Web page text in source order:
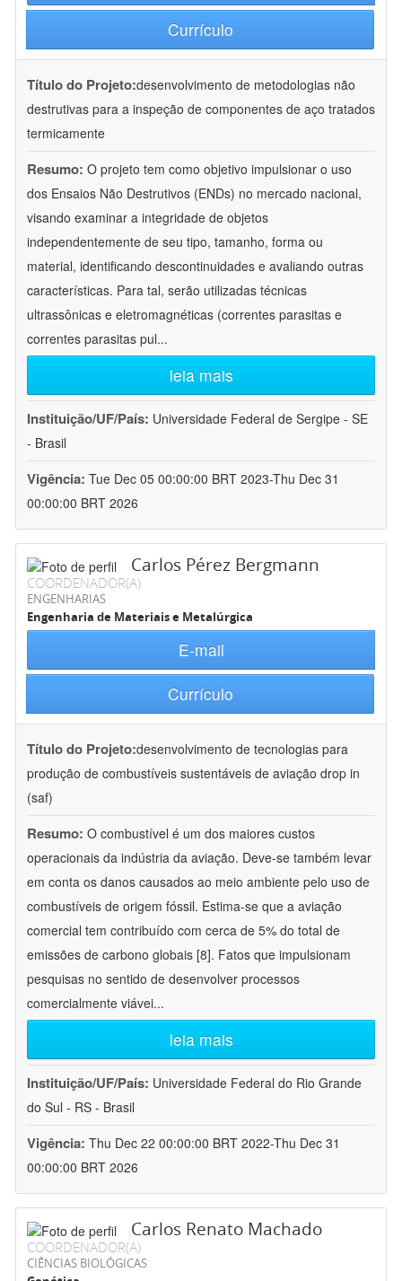
Currículo
Título do Projeto:desenvolvimento de metodologias não
destrutivas para a inspeção de componentes de aço tratados
termicamente
Resumo: O projeto tem como objetivo impulsionar o uso
dos Ensaios Não Destrutivos (ENDs) no mercado nacional,
visando examinar a integridade de objetos
independentemente de seu tipo, tamanho, forma ou
material, identificando descontinuidades e avaliando outras
características. Para tal, serão utilizadas técnicas
ultrassônicas e eletromagnéticas (correntes parasitas e
correntes parasitas pul...
leia mais
Instituição/UF/País: Universidade Federal de Sergipe - SE
- Brasil
Vigência: Tue Dec 05 00:00:00 BRT 2023-Thu Dec 31
00:00:00 BRT 2026
Carlos Pérez Bergmann
COORDENADOR(A)
ENGENHARIAS
Engenharia de Materiais e Metalúrgica
E-mail
Currículo
Título do Projeto:desenvolvimento de tecnologias para
produção de combustíveis sustentáveis de aviação drop in
(saf)
Resumo: O combustível é um dos maiores custos
operacionais da indústria da aviação. Deve-se também levar
em conta os danos causados ao meio ambiente pelo uso de
combustíveis de origem fóssil. Estima-se que a aviação
comercial tem contribuído com cerca de 5% do total de
emissões de carbono globais [8]. Fatos que impulsionam
pesquisas no sentido de desenvolver processos
comercialmente viávei...
leia mais
Instituição/UF/País: Universidade Federal do Rio Grande
do Sul - RS - Brasil
Vigência: Thu Dec 22 00:00:00 BRT 2022-Thu Dec 31
00:00:00 BRT 2026
Carlos Renato Machado
COORDENADOR(A)
CIÊNCIAS BIOLÓGICAS